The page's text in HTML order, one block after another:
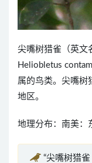
尖嘴树猎雀（英文
Heliobletus
属的鸟类。尖嘴树
地区。
地理分布：南美：
“尖嘴树猎